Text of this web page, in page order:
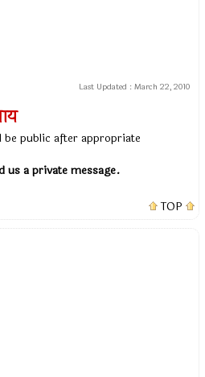
Last Updated : March 22, 2010
public after appropriate
us a private message.
TOP